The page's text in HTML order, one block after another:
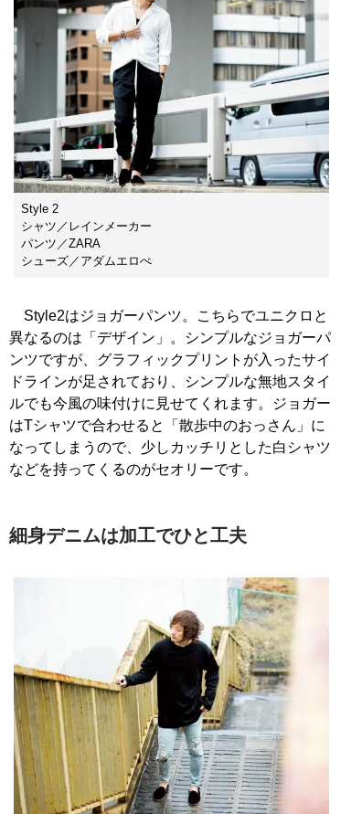
Style 2
シャツ／レインメーカー
パンツ／ZARA
シューズ／アダムエロぺ
Style2はジョガーパンツ。こちらでユニクロと
異なるのは「デザイン」。シンプルなジョガーパ
ンツですが、グラフィックプリントが入ったサイ
ドラインが足されており、シンプルな無地スタイ
ルでも今風の味付けに見せてくれます。ジョガー
はTシャツで合わせると「散歩中のおっさん」に
なってしまうので、少しカッチリとした白シャツ
などを持ってくるのがセオリーです。
細身デニムは加工でひと工夫